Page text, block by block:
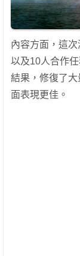
內容方面，這
以及10人合作
結果，修復了
面表現更佳。